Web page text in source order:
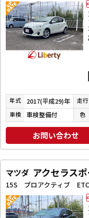
年式 2017(平成29)年 走行
車検 車検整備付 色
お問い合わせ
マツダ アクセラス